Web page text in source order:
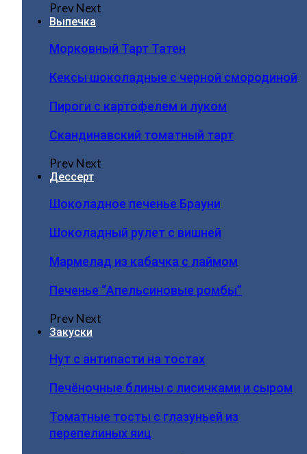
PrevNext
Выпечка
Морковный Тарт Татен
Кексы шоколадные с черной смородиной
Пироги c картофелем и луком
Скандинавский томатный тарт
PrevNext
Дессерт
Шоколадное печенье Брауни
Шоколадный рулет с вишней
Мармелад из кабачка с лаймом
Печенье “Апельсиновые ромбы”
PrevNext
Закуски
Нут с антипасти на тостах
Печёночные блины с лисичками и сыром
Томатные тосты с глазуньей из
перепелиных яиц